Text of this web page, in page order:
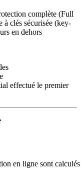
complète (Full
à clés sécurisée (key-
en dehors
effectué le premier
en ligne sont